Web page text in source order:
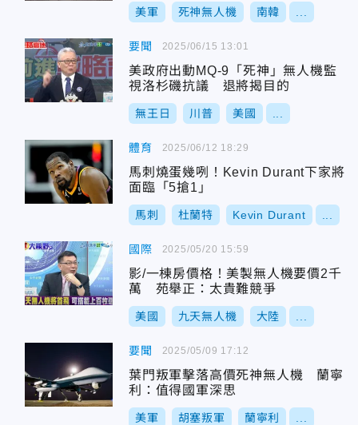
美軍 死神無人機 南韓
要聞
美政府出動MQ-9「死神」無人機監
視洛杉磯抗議 退將揭目的
無王日 川普 美國
2025/06/15 13:01
體育
馬刺燒蛋幾咧！Kevin Durant下家將
面臨「5搶1」
馬刺 杜蘭特 Kevin Durant
2025/06/12 18:29
國際
影/一棟房價格！美製無人機要價2千
萬 苑舉正：太貴難競爭
美國 九天無人機 大陸
2025/05/20 15:59
要聞
葉門叛軍擊落高價死神無人機 蘭寧
利：值得國軍深思
美軍 胡塞叛軍 蘭寧利
2025/05/09 17:12